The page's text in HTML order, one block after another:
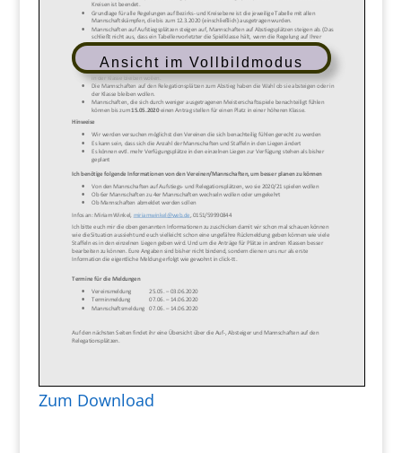
Ansicht im Vollbildmodus
Zum Download